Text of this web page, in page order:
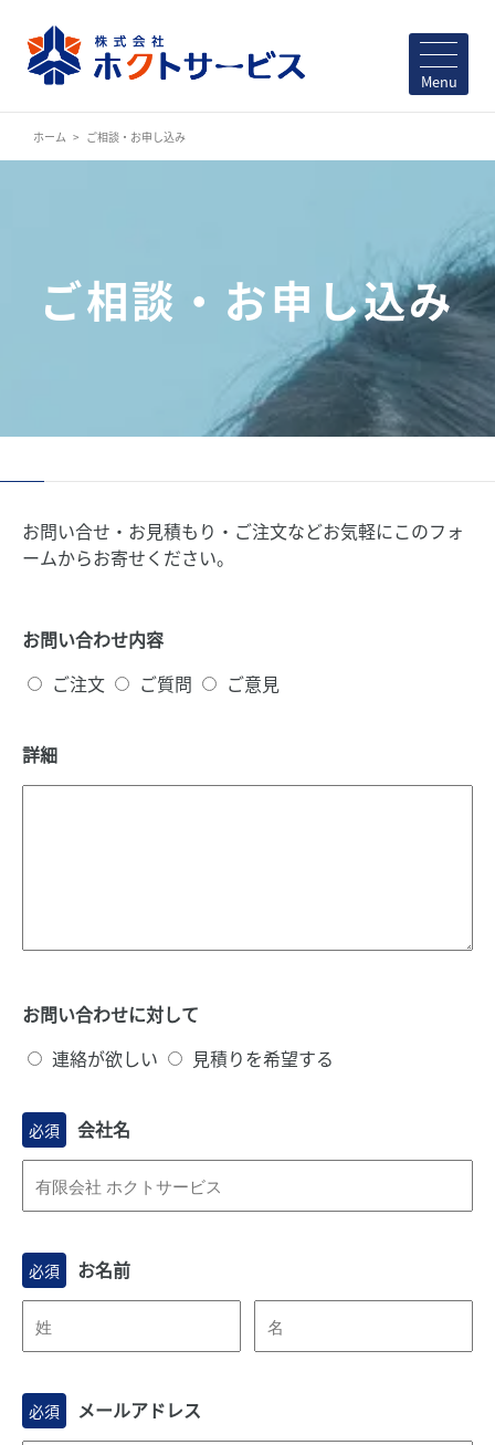
Menu
ホーム ご相談・お申し込み
ご相談・お申し込み
お問い合せ・お見積もり・ご注文などお気軽にこのフォ
ームからお寄せください。
お問い合わせ内容
ご注文
ご質問 ご意見
詳細
お問い合わせに対して
連絡が欲しい
見積りを希望する
必須 会社名
必須 お名前
必須 メールアドレス